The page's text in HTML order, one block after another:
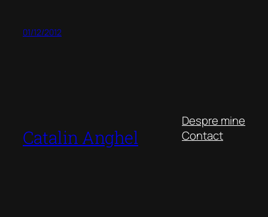
01/12/2012
Catalin Anghel
Despre mine
Contact